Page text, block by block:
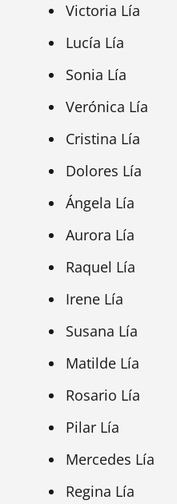
Victoria Lía
Lucía Lía
Sonia Lía
Verónica Lía
Cristina Lía
Dolores Lía
Ángela Lía
Aurora Lía
Raquel Lía
Irene Lía
Susana Lía
Matilde Lía
Rosario Lía
Pilar Lía
Mercedes Lía
Regina Lía